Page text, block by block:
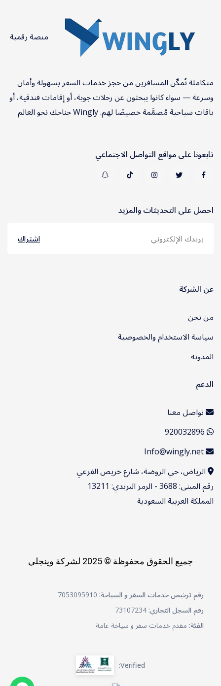
منصة رقمية
متكاملة تُمكّن المسافرين من حجز خدمات السفر بسهولة وأمان
وسرعة — سواء كانوا يبحثون عن رحلات جوية، أو إقامات فندقية، أو
باقات سياحية مُصمَّمة خصيصًا لهم. Wingly جناحك نحو العالم
تابعونا على مواقع التواصل الاجتماعي
احصل على التحديثات والمزيد
اشتراك
عن الشركة
من نحن
سياسة الاستخدام والخصوصية
المدونه
الدعم
تواصل معنا
الرياض، حي الروضة، شارع خريص الفرعي
رقم المبنى: 3688 - الرمز البريدي: 13211
المملكة العربية السعودية
جميع الحقوق محفوظة © 2025 لشركة وينجلي
رقم ترخيص خدمات السفر و السياحة:
رقم السجل التجاري:
الفئة: مقدم خدمات سفر و سياحة عامة
Verified: